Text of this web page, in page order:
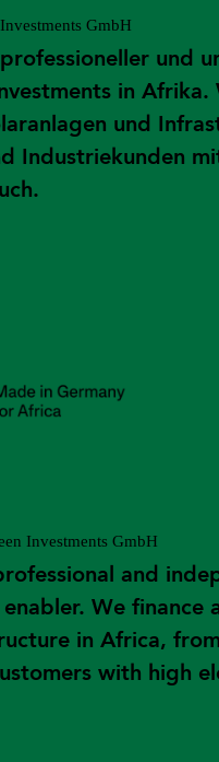
GmbH
und
in Afrika.
und
Industriekunden
Investments GmbH
and
We
in Africa,
with high